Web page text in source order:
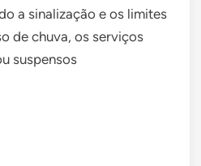
a sinalização e os limites
de chuva, os serviços
suspensos